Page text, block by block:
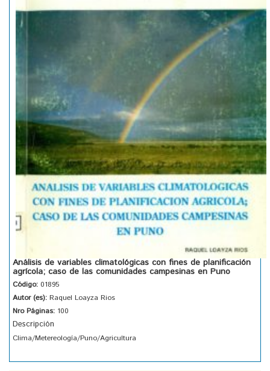
Análisis de variables climatológicas con fines de planificación
agrícola; caso de las comunidades campesinas en Puno
Código: 01895
Autor (es): Raquel Loayza Rios
Nro Páginas: 100
Descripción
Clima/Metereología/Puno/Agricultura